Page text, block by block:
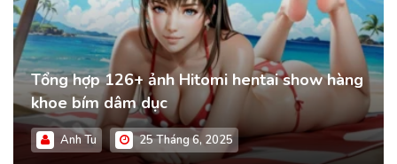
Tổng hợp 126+ ảnh Hitomi hentai show hàng
khoe bím dâm dục
Anh Tu 25 Tháng 6, 2025